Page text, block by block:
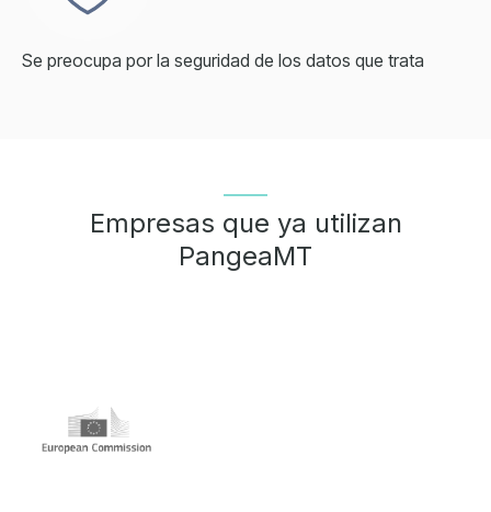
Se preocupa por la seguridad de los datos que trata
Empresas que ya utilizan
PangeaMT